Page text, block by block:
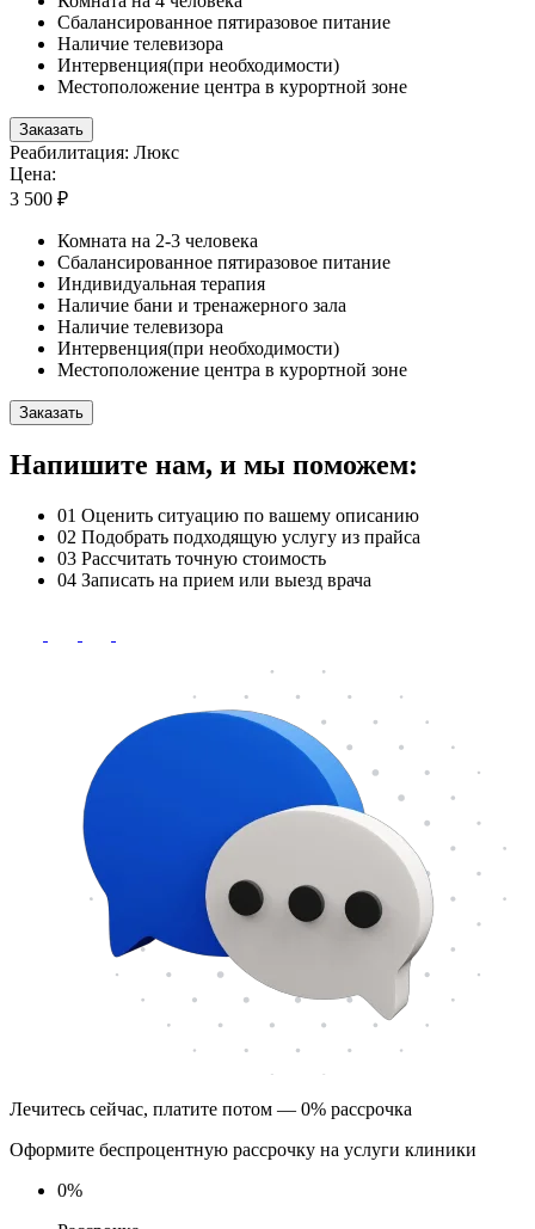
Сбалансированное пятиразовое питание
Наличие телевизора
Интервенция(при необходимости)
Местоположение центра в курортной зоне
Заказать
Реабилитация: Люкс
Цена:
3 500 ₽
Комната на 2-3 человека
Сбалансированное пятиразовое питание
Индивидуальная терапия
Наличие бани и тренажерного зала
Наличие телевизора
Интервенция(при необходимости)
Местоположение центра в курортной зоне
Заказать
Напишите нам, и мы поможем:
01 Оценить ситуацию по вашему описанию
02 Подобрать подходящую услугу из прайса
03 Рассчитать точную стоимость
04 Записать на прием или выезд врача
Лечитесь сейчас, платите потом — 0% рассрочка
Оформите беспроцентную рассрочку на услуги клиники
0%